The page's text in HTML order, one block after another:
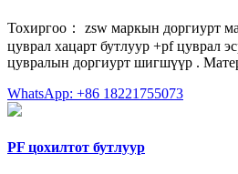
Тохиргоо： zsw маркын доргиурт
цуврал хацарт бутлуур +pf цуврал
цувралын доргиурт шигшүүр .
WhatsApp: +86 18221755073
PF цохилтот бутлуур